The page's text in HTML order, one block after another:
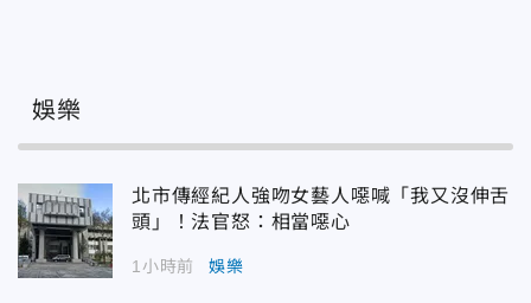
娛樂
北市傳經紀人強吻女藝人噁喊「我又沒伸舌
頭」！法官怒：相當噁心
1小時前 娛樂